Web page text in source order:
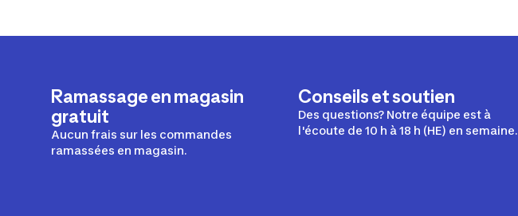
Ramassage en magasin
gratuit
Aucun frais sur les commandes
ramassées en magasin.
Conseils et soutien
Des questions? Notre équipe est à
l'écoute de 10 h à 18 h (HE) en semaine.